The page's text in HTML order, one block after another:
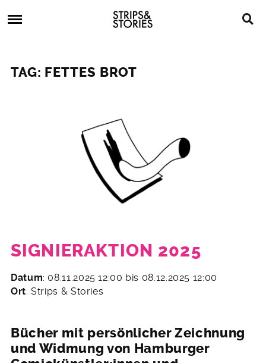
to
Strips
&
Stories
Comics,
TAG: FETTES BROT
SIGNIERAKTION 2025
27.
Oktober
Datum: 08.11.2025 12:00 bis 08.12.2025 12:00
Ort: Strips & Stories
Bücher mit persönlicher Zeichnung
und Widmung von Hamburger